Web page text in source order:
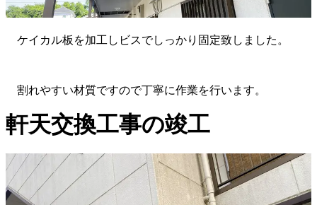
ケイカル板を加工しビスでしっかり固定致しました。
割れやすい材質ですので丁寧に作業を行います。
軒天交換工事の竣工